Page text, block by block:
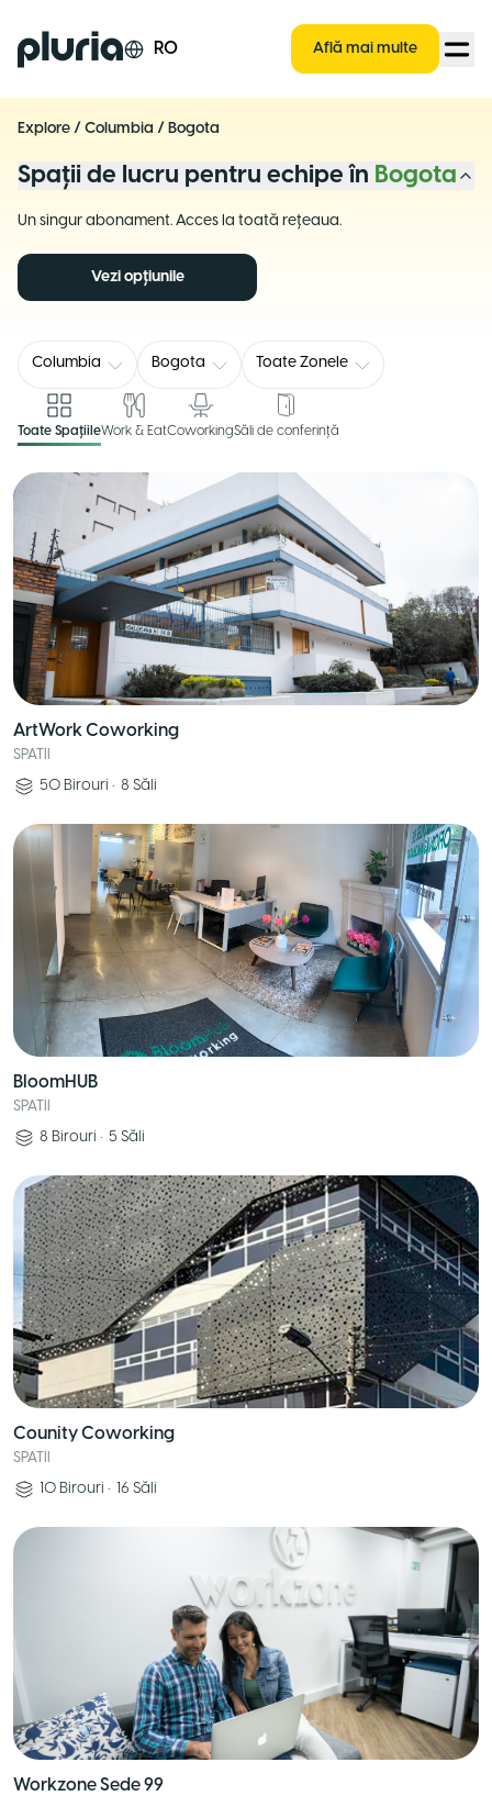
Logo Pluria RO Află mai multe
Explore / Columbia / Bogota
Spații de lucru pentru echipe în Bogota
Un singur abonament. Acces la toată rețeaua.
Vezi opțiunile
Columbia Bogota Toate Zonele
Toate SpațiileWork & EatCoworkingSăli de conferință
ArtWork Coworking
SPATII
50 Birouri • 8 Săli
BloomHUB
SPATII
8 Birouri • 5 Săli
Counity Coworking
SPATII
10 Birouri • 16 Săli
Workzone Sede 99